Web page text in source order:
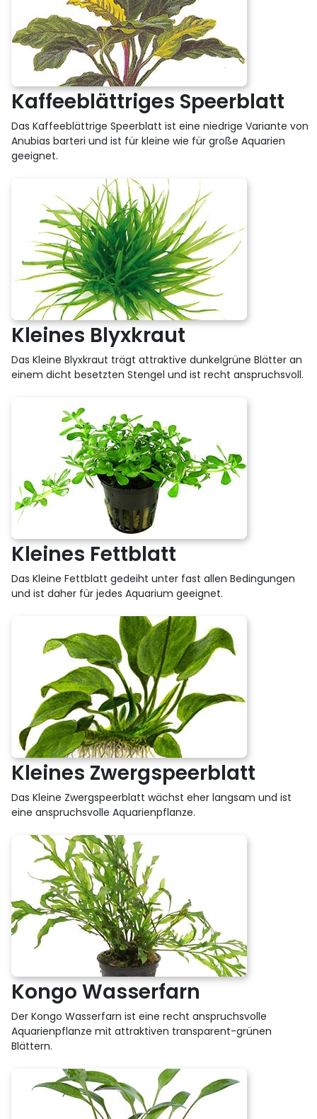
Kaffeeblättriges Speerblatt
Das Kaffeeblättrige Speerblatt ist eine niedrige Variante von
Anubias barteri und ist für kleine wie für große Aquarien
geeignet.
Kleines Blyxkraut
Das Kleine Blyxkraut trägt attraktive dunkelgrüne Blätter an
einem dicht besetzten Stengel und ist recht anspruchsvoll.
Kleines Fettblatt
Das Kleine Fettblatt gedeiht unter fast allen Bedingungen
und ist daher für jedes Aquarium geeignet.
Kleines Zwergspeerblatt
Das Kleine Zwergspeerblatt wächst eher langsam und ist
eine anspruchsvolle Aquarienpflanze.
Kongo Wasserfarn
Der Kongo Wasserfarn ist eine recht anspruchsvolle
Aquarienpflanze mit attraktiven transparent-grünen
Blättern.